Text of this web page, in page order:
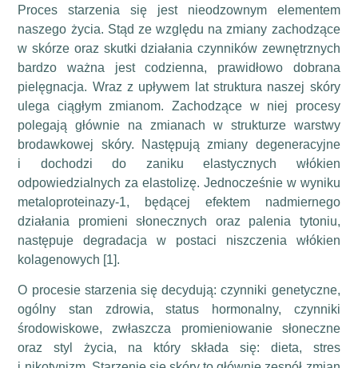
Proces starzenia się jest nieodzownym elementem
naszego życia. Stąd ze względu na zmiany zachodzące
w skórze oraz skutki działania czynników zewnętrznych
bardzo ważna jest codzienna, prawidłowo dobrana
pielęgnacja. Wraz z upływem lat struktura naszej skóry
ulega ciągłym zmianom. Zachodzące w niej procesy
polegają głównie na zmianach w strukturze warstwy
brodawkowej skóry. Następują zmiany degeneracyjne
i dochodzi do zaniku elastycznych włókien
odpowiedzialnych za elastolizę. Jednocześnie w wyniku
metaloproteinazy-1, będącej efektem nadmiernego
działania promieni słonecznych oraz palenia tytoniu,
następuje degradacja w postaci niszczenia włókien
kolagenowych [1].
O procesie starzenia się decydują: czynniki genetyczne,
ogólny stan zdrowia, status hormonalny, czynniki
środowiskowe, zwłaszcza promieniowanie słoneczne
oraz styl życia, na który składa się: dieta, stres